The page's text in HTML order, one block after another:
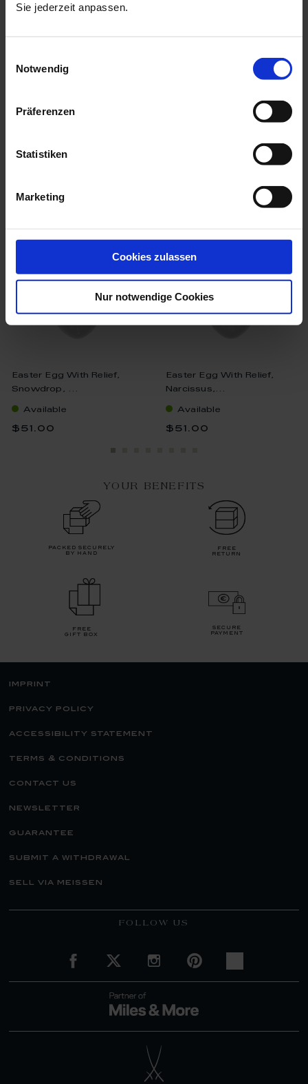
Sie jederzeit anpassen.
Notwendig
Präferenzen
Statistiken
Marketing
Cookies zulassen
Nur notwendige Cookies
Gold, H 5 C...
$82.00
Easter Egg, Newness, H
we think you’ll like these
Easter Egg With Relief,
Snowdrop, ...
Available
$51.00
Easter Egg With Relief,
Narcissus,...
Available
$51.00
YOUR BENEFITS
packed securely
by hand
free
return
free
gift box
secure
payment
imprint
privacy policy
accessibility statement
terms & conditions
contact us
newsletter
guarantee
submit a withdrawal
sell via meissen
FOLLOW US